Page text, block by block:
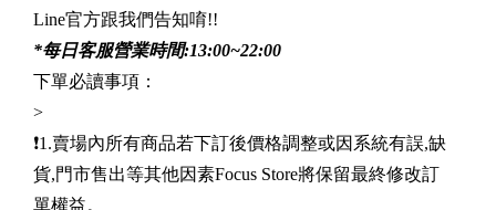
Line官方跟我們告知唷!!
*每日客服營業時間:13:00~22:00
下單必讀事項：
>
❗️1.賣場內所有商品若下訂後價格調整或因系統有誤,缺
貨,門市售出等其他因素Focus Store將保留最終修改訂
單權益。